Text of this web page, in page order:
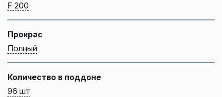
F 200
Прокрас
Полный
Количество в поддоне
96 шт